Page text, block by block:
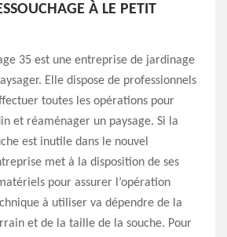
À LE PETIT
35 est une entreprise de jardinage
Elle dispose de professionnels
toutes les opérations pour
et réaménager un paysage. Si la
est inutile dans le nouvel
met à la disposition de ses
pour assurer l’opération
à utiliser va dépendre de la
et de la taille de la souche. Pour